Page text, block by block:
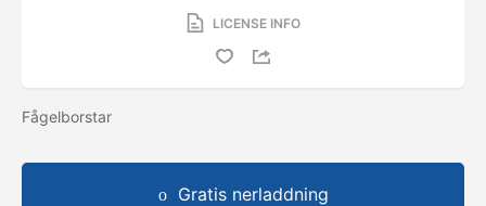
LICENSE INFO
Fågelborstar
Gratis nerladdning